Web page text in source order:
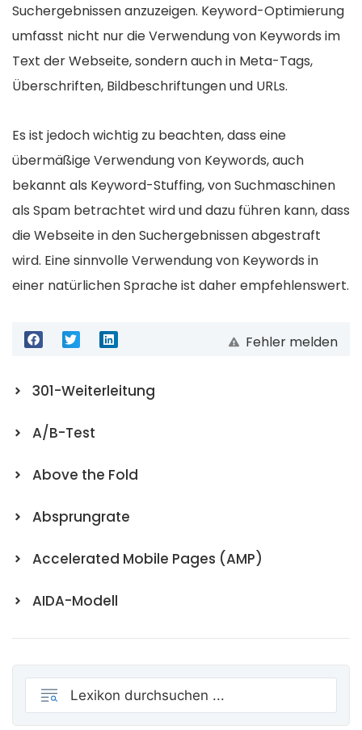
Suchergebnissen anzuzeigen. Keyword-Optimierung
umfasst nicht nur die Verwendung von Keywords im
Text der Webseite, sondern auch in Meta-Tags,
Überschriften, Bildbeschriftungen und URLs.
Es ist jedoch wichtig zu beachten, dass eine
übermäßige Verwendung von Keywords, auch
bekannt als Keyword-Stuffing, von Suchmaschinen
als Spam betrachtet wird und dazu führen kann, dass
die Webseite in den Suchergebnissen abgestraft
wird. Eine sinnvolle Verwendung von Keywords in
einer natürlichen Sprache ist daher empfehlenswert.
Fehler melden
301-Weiterleitung
A/B-Test
Above the Fold
Absprungrate
Accelerated Mobile Pages (AMP)
AIDA-Modell